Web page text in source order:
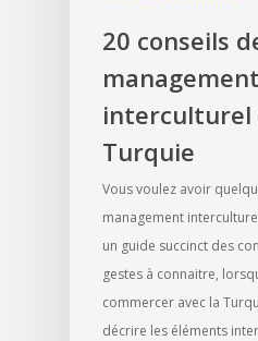
20 conseils
management
interculturel
Turquie
Vous voulez avoir
management
un guide succinct des
gestes à connaitre,
commercer avec la
décrire les éléments